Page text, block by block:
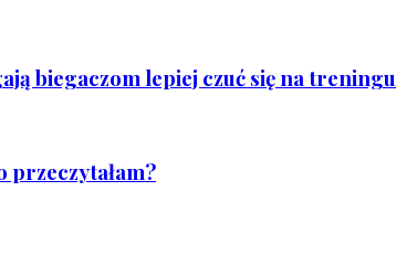
biegaczom lepiej czuć się na treningu
przeczytałam?